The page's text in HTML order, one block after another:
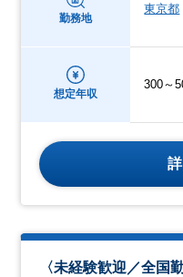
勤務地
東京都
想定年収
300～
〈未経験歓迎／全国